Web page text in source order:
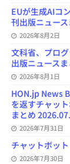
EUが生成AIコ
刊出版ニュー
2026年8月2日
文科省、プロ
出版ニュース
2026年8月1日
HON.jp News
を返すチャッ
まとめ
2026年7月31日
チャットボッ
2026年7月30日